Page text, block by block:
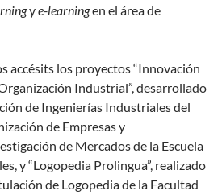
ye-learningen el área de
accésits los proyectos “Innovación
Industrial”, desarrollado
de Ingenierías Industriales del
de Empresas y
de Mercados de la Escuela
y “Logopedia Prolingua”, realizado
de Logopedia de la Facultad